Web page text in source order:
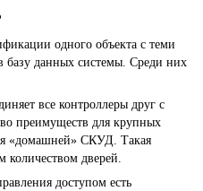
одного объекта с теми
базу данных системы. Среди них
все контроллеры друг с
преимуществ для крупных
«домашней» СКУД. Такая
количеством дверей.
доступом есть